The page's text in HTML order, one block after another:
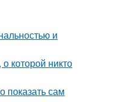
и
которой никто
показать сам